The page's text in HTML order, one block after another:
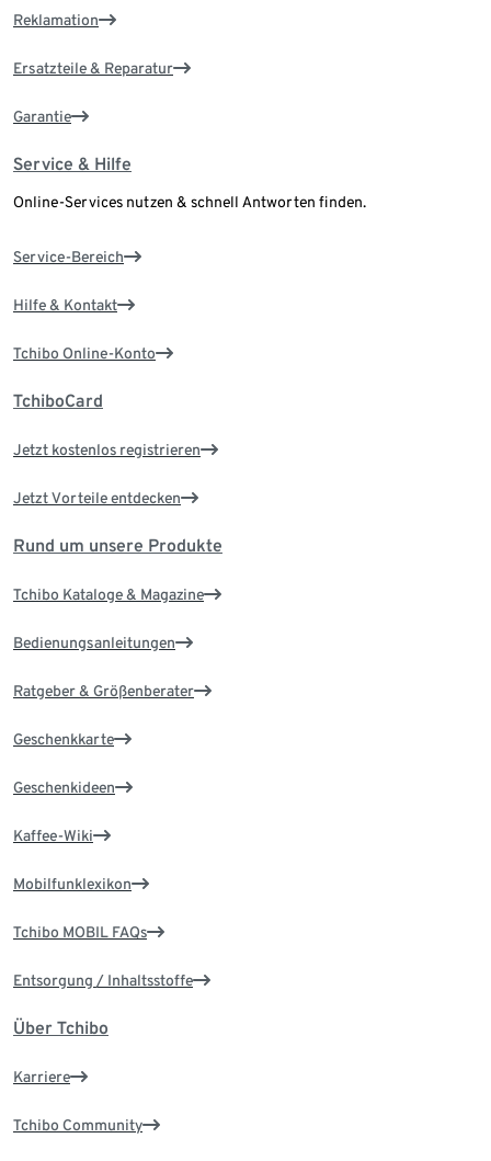
Reklamation
Ersatzteile & Reparatur
Garantie
Service & Hilfe
Online-Services nutzen & schnell Antworten finden.
Service-Bereich
Hilfe & Kontakt
Tchibo Online-Konto
TchiboCard
Jetzt kostenlos registrieren
Jetzt Vorteile entdecken
Rund um unsere Produkte
Tchibo Kataloge & Magazine
Bedienungsanleitungen
Ratgeber & Größenberater
Geschenkkarte
Geschenkideen
Kaffee-Wiki
Mobilfunklexikon
Tchibo MOBIL FAQs
Entsorgung / Inhaltsstoffe
Über Tchibo
Karriere
Tchibo Community